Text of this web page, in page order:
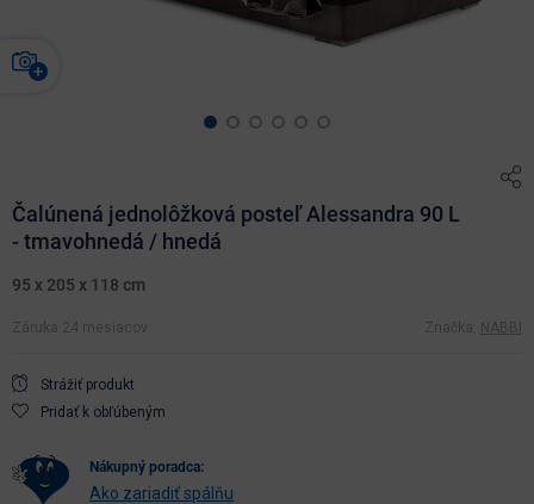
Čalúnená jednolôžková posteľ Alessandra 90 L
- tmavohnedá / hnedá
95 x 205 x 118 cm
Záruka 24 mesiacov Značka: NABBI
Strážiť produkt
Pridať k obľúbeným
nákupný poradca:
Ako zariadiť spálňu